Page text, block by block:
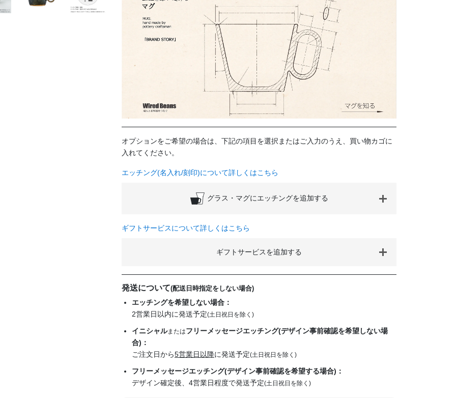
発送について(配送日時指定をしない場合)
エッチングを希望しない場合：
2営業日以内に発送予定(土日祝日を除く)
イニシャルまたはフリーメッセージエッチング(デザイン事前確認を希望しない場
合)：
ご注文日から5営業日以降に発送予定(土日祝日を除く)
フリーメッセージエッチング(デザイン事前確認を希望する場合)：
デザイン確定後、4営業日程度で発送予定(土日祝日を除く)
オプションをご希望の場合は、下記の項目を選択またはご入力のうえ、買い物カゴに
入れてください。
エッチング(名入れ/刻印)について詳しくはこちら
グラス・マグにエッチングを追加する
ギフトサービスについて詳しくはこちら
ギフトサービスを追加する